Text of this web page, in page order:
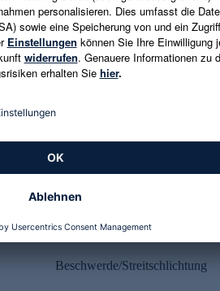
in
Es gelten die Datenschutzrichtlinien
Rechtliches
Beschwerde/Streitschlichtung